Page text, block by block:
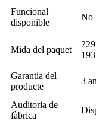
Funcional
disponible
No
Mida del paquet
Garantia del
producte
3
Auditoria de
fàbrica